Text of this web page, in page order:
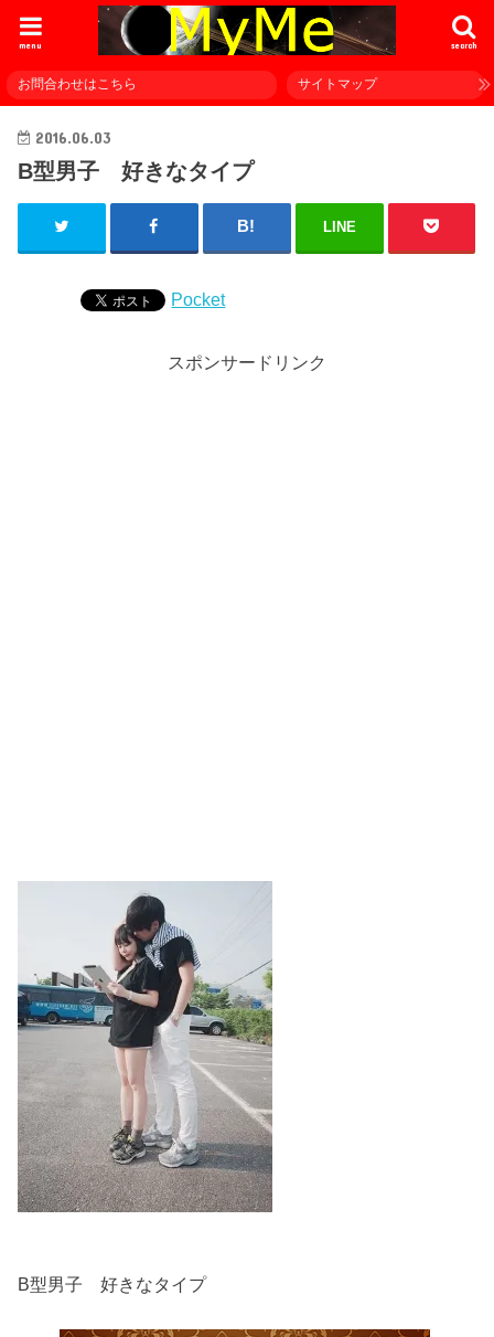
search
menu
お問合わせはこちら サイトマップ
2016.06.03
B型男子 好きなタイプ
LINE
Pocket
スポンサードリンク
B型男子 好きなタイプ